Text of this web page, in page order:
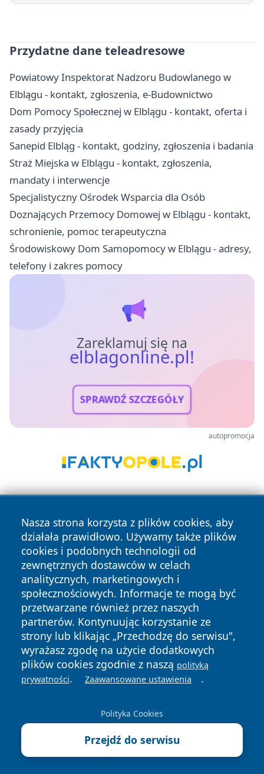
Przydatne dane teleadresowe
Powiatowy Inspektorat Nadzoru Budowlanego w
Elblągu - kontakt, zgłoszenia, e-Budownictwo
Dom Pomocy Społecznej w Elblągu - kontakt, oferta i
zasady przyjęcia
Sanepid Elbląg - kontakt, godziny, zgłoszenia i badania
Straż Miejska w Elblągu - kontakt, zgłoszenia,
mandaty i interwencje
Specjalistyczny Ośrodek Wsparcia dla Osób
Doznających Przemocy Domowej w Elblągu - kontakt,
schronienie, pomoc terapeutyczna
Środowiskowy Dom Samopomocy w Elblągu - adresy,
telefony i zakres pomocy
Zareklamuj się na
elblagonline.pl!
SPRAWDŹ SZCZEGÓŁY
autopromocja
Nasza strona korzysta z plików cookies, aby
działała prawidłowo. Używamy także plików
cookies i podobnych technologii od
zewnętrznych dostawców w celach
analitycznych, marketingowych i
społecznościowych. Informacje te mogą być
przetwarzane również przez naszych
partnerów. Kontynuując korzystanie ze
strony lub klikając „Przechodzę do serwisu",
wyrażasz zgodę na użycie dodatkowych
plików cookies zgodnie z naszą polityką
prywatności. Zaawansowane ustawienia .
Polityka Cookies
Przejdź do serwisu
Copyright © 2026 elblagonline.pl Wszystkie prawa
zastrzeżone.
News Autorzy
Polityka
Prywatności
Polityka
Cookies